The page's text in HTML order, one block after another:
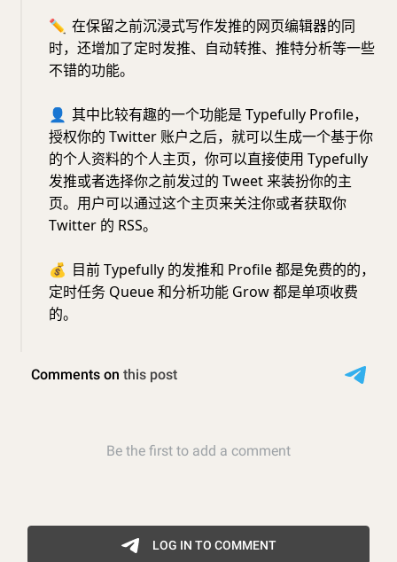
✏️ 在保留之前沉浸式写作发推的网页编辑器的同
时，还增加了定时发推、自动转推、推特分析等一些
不错的功能。
👤 其中比较有趣的一个功能是 Typefully Profile，
授权你的 Twitter 账户之后，就可以生成一个基于你
的个人资料的个人主页，你可以直接使用 Typefully
发推或者选择你之前发过的 Tweet 来装扮你的主
页。用户可以通过这个主页来关注你或者获取你
Twitter 的 RSS。
💰 目前 Typefully 的发推和 Profile 都是免费的的，
定时任务 Queue 和分析功能 Grow 都是单项收费
的。